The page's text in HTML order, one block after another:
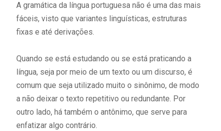
A gramática da língua portuguesa não é uma das mais
fáceis, visto que variantes linguísticas, estruturas
fixas e até derivações.
Quando se está estudando ou se está praticando a
língua, seja por meio de um texto ou um discurso, é
comum que seja utilizado muito o sinônimo, de modo
a não deixar o texto repetitivo ou redundante. Por
outro lado, há também o antônimo, que serve para
enfatizar algo contrário.